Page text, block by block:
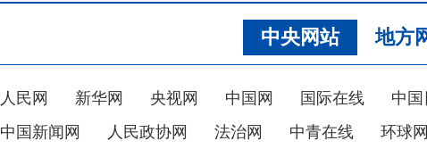
中央网站 地方
人民网 新华网 央视网 中国网 国际在线 中国
中国新闻网
人民政协网 法治网 中青在线 环球网